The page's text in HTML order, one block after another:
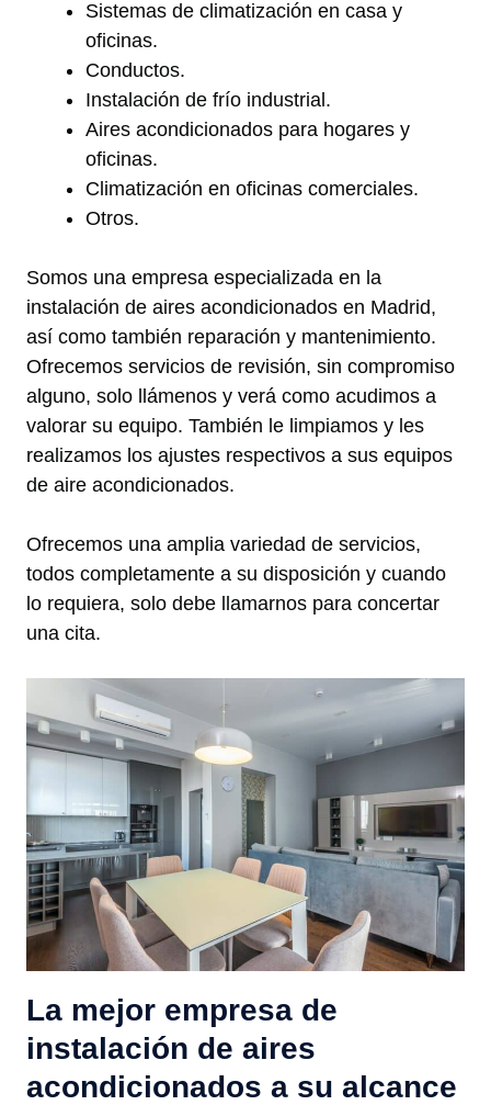
Sistemas de climatización en casa y
oficinas.
Conductos.
Instalación de frío industrial.
Aires acondicionados para hogares y
oficinas.
Climatización en oficinas comerciales.
Otros.
Somos una empresa especializada en la
instalación de aires acondicionados en Madrid,
así como también reparación y mantenimiento.
Ofrecemos servicios de revisión, sin compromiso
alguno, solo llámenos y verá como acudimos a
valorar su equipo. También le limpiamos y les
realizamos los ajustes respectivos a sus equipos
de aire acondicionados.
Ofrecemos una amplia variedad de servicios,
todos completamente a su disposición y cuando
lo requiera, solo debe llamarnos para concertar
una cita.
La mejor empresa de
instalación de aires
acondicionados a su alcance